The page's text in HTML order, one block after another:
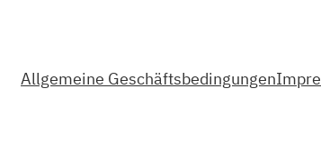
Allgemeine Geschäftsbedingungen